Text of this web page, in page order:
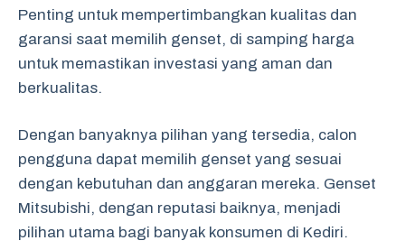
Penting untuk mempertimbangkan kualitas dan
garansi saat memilih genset, di samping harga
untuk memastikan investasi yang aman dan
berkualitas.
Dengan banyaknya pilihan yang tersedia, calon
pengguna dapat memilih genset yang sesuai
dengan kebutuhan dan anggaran mereka. Genset
Mitsubishi, dengan reputasi baiknya, menjadi
pilihan utama bagi banyak konsumen di Kediri.